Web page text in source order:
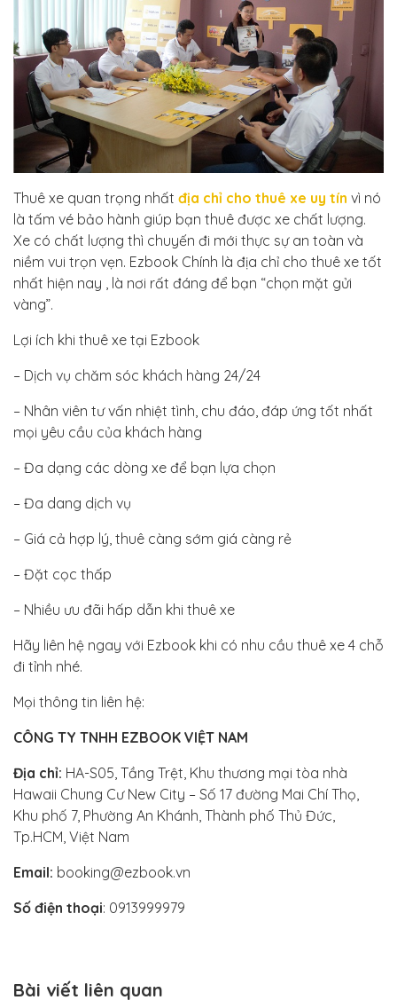
Thuê xe quan trọng nhất địa chỉ cho thuê xe uy tín vì nó
là tấm vé bảo hành giúp bạn thuê được xe chất lượng.
Xe có chất lượng thì chuyến đi mới thực sự an toàn và
niềm vui trọn vẹn. Ezbook Chính là địa chỉ cho thuê xe tốt
nhất hiện nay , là nơi rất đáng để bạn “chọn mặt gửi
vàng”.
Lợi ích khi thuê xe tại Ezbook
– Dịch vụ chăm sóc khách hàng 24/24
– Nhân viên tư vấn nhiệt tình, chu đáo, đáp ứng tốt nhất
mọi yêu cầu của khách hàng
– Đa dạng các dòng xe để bạn lựa chọn
– Đa dang dịch vụ
– Giá cả hợp lý, thuê càng sớm giá càng rẻ
– Đặt cọc thấp
– Nhiều ưu đãi hấp dẫn khi thuê xe
Hãy liên hệ ngay với Ezbook khi có nhu cầu thuê xe 4 chỗ
đi tỉnh nhé.
Mọi thông tin liên hệ:
CÔNG TY TNHH EZBOOK VIỆT NAM
Địa chỉ: HA-S05, Tầng Trệt, Khu thương mại tòa nhà
Hawaii Chung Cư New City – Số 17 đường Mai Chí Thọ,
Khu phố 7, Phường An Khánh, Thành phố Thủ Đức,
Tp.HCM, Việt Nam
Email: booking@ezbook.vn
Số điện thoại: 0913999979
Bài viết liên quan